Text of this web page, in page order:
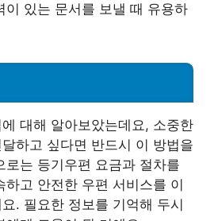
이 있는 문서를 보낼 때 유용하
대해 알아보았는데요, 소중한
하고 싶다면 반드시 이 방법을
로는 등기우편 요금과 절차를
하고 안전한 우편 서비스를 이
. 필요한 정보를 기억해 두시